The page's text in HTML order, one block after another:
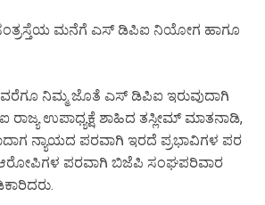
ಸಂತ್ರಸ್ತೆಯ ಮನೆಗೆ ಎಸ್ ಡಿಪಿಐ ನಿಯೋಗ ಹಾಗೂ
ನಿಮ್ಮ ಜೊತೆ ಎಸ್ ಡಿಪಿಐ ಇರುವುದಾಗಿ
ಉಪಾಧ್ಯಕ್ಷೆ ಶಾಹಿದ ತಸ್ಲೀಮ್ ಮಾತನಾಡಿ,
ನ್ಯಾಯದ ಪರವಾಗಿ ಇರದೆ ಪ್ರಭಾವಿಗಳ ಪರ
ಪರವಾಗಿ ಬಿಜೆಪಿ ಸಂಘಪರಿವಾರ